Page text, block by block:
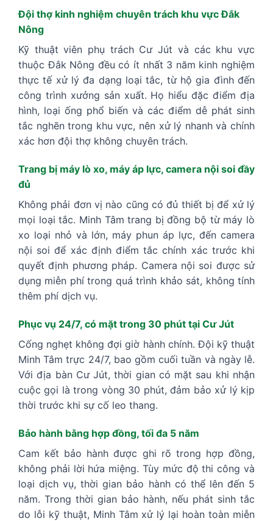
Đội thợ kinh nghiệm chuyên trách khu vực Đắk
Nông
Kỹ thuật viên phụ trách Cư Jút và các khu vực
thuộc Đắk Nông đều có ít nhất 3 năm kinh nghiệm
thực tế xử lý đa dạng loại tắc, từ hộ gia đình đến
công trình xưởng sản xuất. Họ hiểu đặc điểm địa
hình, loại ống phổ biến và các điểm dễ phát sinh
tắc nghẽn trong khu vực, nên xử lý nhanh và chính
xác hơn đội thợ không chuyên trách.
Trang bị máy lò xo, máy áp lực, camera nội soi đầy
đủ
Không phải đơn vị nào cũng có đủ thiết bị để xử lý
mọi loại tắc. Minh Tâm trang bị đồng bộ từ máy lò
xo loại nhỏ và lớn, máy phun áp lực, đến camera
nội soi để xác định điểm tắc chính xác trước khi
quyết định phương pháp. Camera nội soi được sử
dụng miễn phí trong quá trình khảo sát, không tính
thêm phí dịch vụ.
Phục vụ 24/7, có mặt trong 30 phút tại Cư Jút
Cống nghẹt không đợi giờ hành chính. Đội kỹ thuật
Minh Tâm trực 24/7, bao gồm cuối tuần và ngày lễ.
Với địa bàn Cư Jút, thời gian có mặt sau khi nhận
cuộc gọi là trong vòng 30 phút, đảm bảo xử lý kịp
thời trước khi sự cố leo thang.
Bảo hành bằng hợp đồng, tối đa 5 năm
Cam kết bảo hành được ghi rõ trong hợp đồng,
không phải lời hứa miệng. Tùy mức độ thi công và
loại dịch vụ, thời gian bảo hành có thể lên đến 5
năm. Trong thời gian bảo hành, nếu phát sinh tắc
do lỗi kỹ thuật, Minh Tâm xử lý lại hoàn toàn miễn